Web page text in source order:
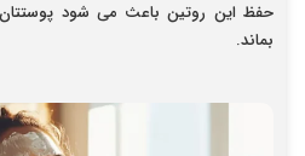
حفظ این روتین باعث می شود پوستتان
بماند.